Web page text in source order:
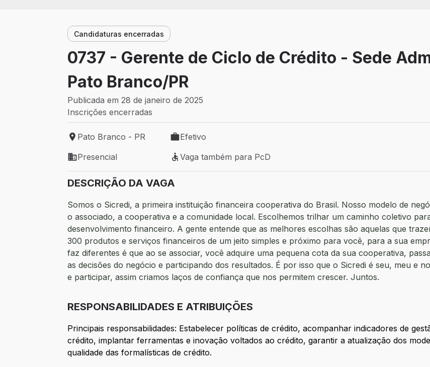
Candidaturas encerradas
0737 - Gerente de Ciclo de Crédito - Sede
Pato Branco/PR
Publicada em 28 de janeiro de 2025
Inscrições encerradas
Local de trabalho: Pato Branco - PR
Pato Branco - PR
Tipo de vaga: Efetivo
Efetivo
Modelo de trabalho: Presencial
Presencial
Vaga também para PcD
Vaga também para PcD
DESCRIÇÃO DA VAGA
Somos o Sicredi, a primeira instituição financeira cooperativa do Brasil. Nosso modelo de
o associado, a cooperativa e a comunidade local. Escolhemos trilhar um caminho coletivo
desenvolvimento financeiro. A gente entende que as melhores escolhas são aquelas que
300 produtos e serviços financeiros de um jeito simples e próximo para você, para a sua
faz diferentes é que ao se associar, você adquire uma pequena cota da sua cooperativa,
as decisões do negócio e participando dos resultados. É por isso que o Sicredi é seu, meu e
e participar, assim criamos laços de confiança que nos permitem crescer. Juntos.
RESPONSABILIDADES E ATRIBUIÇÕES
Principais responsabilidades: Estabelecer políticas de crédito, acompanhar indicadores de
crédito, implantar ferramentas e inovação voltados ao crédito, garantir a atualização dos
qualidade das formalísticas de crédito.